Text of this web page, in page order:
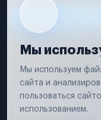
Условия
Вся информация,
соответствии с
Мы
Мы используем
сайта и
пользоваться
использованием.